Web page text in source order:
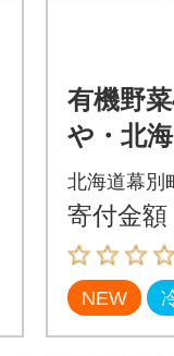
有機野
や・北
ねぎ・
《秋出
3691410]
北海道幕別
寄付金額
NEW